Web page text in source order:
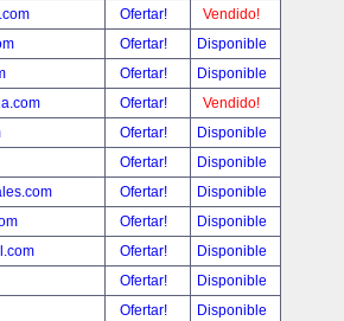
Ofertar!
Vendido!
Ofertar!
Disponible
Ofertar!
Disponible
Ofertar!
Vendido!
Ofertar!
Disponible
Ofertar!
Disponible
Ofertar!
Disponible
Ofertar!
Disponible
Ofertar!
Disponible
Ofertar!
Disponible
Ofertar!
Disponible